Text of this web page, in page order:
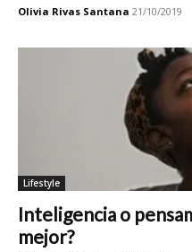
Olivia Rivas Santana 21/10/2019
Lifestyle
Inteligencia o
mejor?